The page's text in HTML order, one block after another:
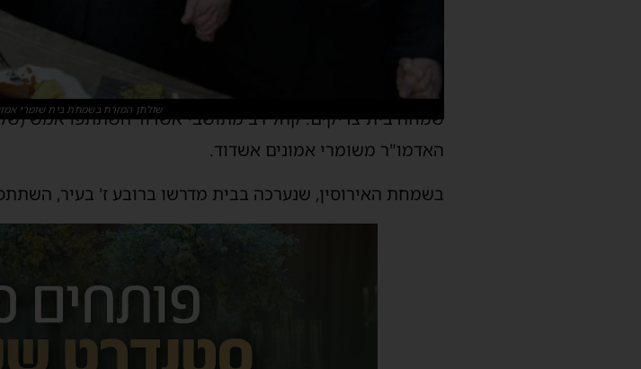
שולחן המזרח בשמחת בית שומרי
שמחה בית צדיקים: קהל רב מתושבי אשדוד השתתפו אמש
האדמו"ר משומרי אמונים אשדוד.
בשמחת האירוסין, שנערכה בבית מדרשו ברובע ז' בעיר,